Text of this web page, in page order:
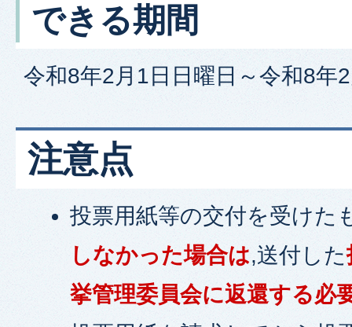
できる期間
令和8年2月1日日曜日～令和8年
注意点
投票用紙等の交付を受けた
しなかった場合は,送付した
挙管理委員会に返還する必